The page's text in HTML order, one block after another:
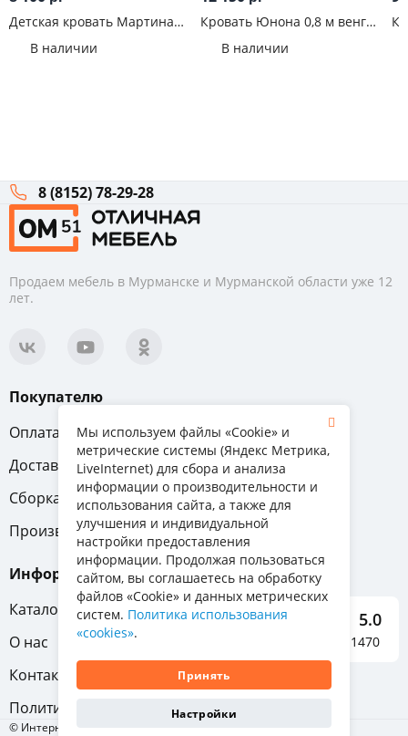
Детская кровать Мартина
В наличии
Кровать Юнона 0,8 м венге
В наличии
8 (8152) 78-29-28
Продаем мебель в Мурманске и Мурманской области уже 12
лет.
Покупателю
Оплата
Вопрос-ответ
Доставка
Обмен и возврат
Сборка
Гарантия
Производители
Информация
Каталог мебели
О нас
Контакты
Политика конфиденциальности
5.0
Отзывы о нас 1470
© Интернет-магазин «Отличная мебель», 2011-2026
Мы используем файлы «Cookie» и
метрические системы (Яндекс Метрика,
LiveInternet) для сбора и анализа
информации о производительности и
использования сайта, а также для
улучшения и индивидуальной
настройки предоставления
информации. Продолжая пользоваться
сайтом, вы соглашаетесь на обработку
файлов «Cookie» и данных метрических
систем. Политика использования
«cookies».
Принять
Настройки